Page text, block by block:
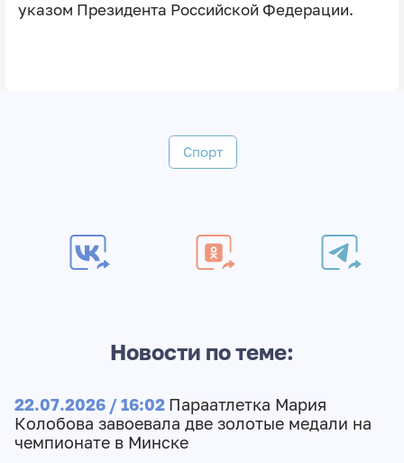
указом Президента Российской Федерации.
Спорт
Новости по теме:
22.07.2026 / 16:02 Параатлетка Мария
Колобова завоевала две золотые медали на
чемпионате в Минске